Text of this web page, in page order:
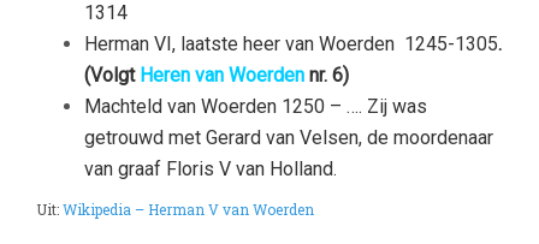
1314
Herman VI, laatste heer van Woerden 1245-1305.
(Volgt Heren van Woerden nr. 6)
Machteld van Woerden 1250 – …. Zij was
getrouwd met Gerard van Velsen, de moordenaar
van graaf Floris V van Holland.
Uit:Wikipedia – Herman V van Woerden